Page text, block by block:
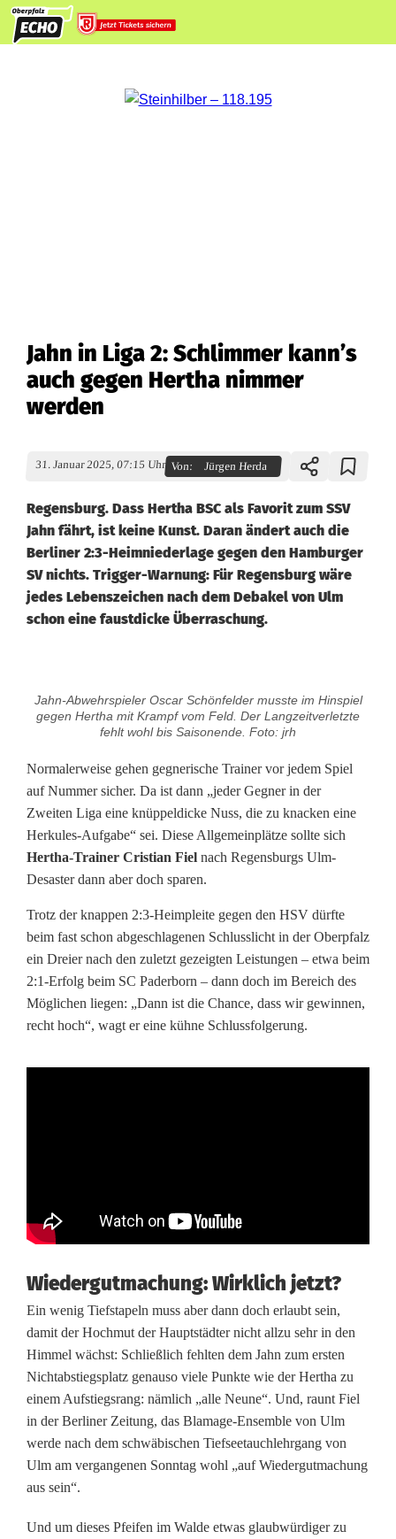
Jahn in Liga 2: Schlimmer kann’s
auch gegen Hertha nimmer
werden
31. Januar 2025, 07:15 Uhr Von: Jürgen Herda
Regensburg. Dass Hertha BSC als Favorit zum SSV
Jahn fährt, ist keine Kunst. Daran ändert auch die
Berliner 2:3-Heimniederlage gegen den Hamburger
SV nichts. Trigger-Warnung: Für Regensburg wäre
jedes Lebenszeichen nach dem Debakel von Ulm
schon eine faustdicke Überraschung.
a
n
i
n
L
i
g
a
2
i
m
e
r
k
a
n
n
’
Jahn-Abwehrspieler Oscar Schönfelder musste im Hinspiel
gegen Hertha mit Krampf vom Feld. Der Langzeitverletzte
fehlt wohl bis Saisonende. Foto: jrh
Normalerweise gehen gegnerische Trainer vor jedem Spiel
auf Nummer sicher. Da ist dann „jeder Gegner in der
Zweiten Liga eine knüppeldicke Nuss, die zu knacken eine
Herkules-Aufgabe“ sei. Diese Allgemeinplätze sollte sich
Hertha-Trainer Cristian Fiel nach Regensburgs Ulm-
Desaster dann aber doch sparen.
Trotz der knappen 2:3-Heimpleite gegen den HSV dürfte
beim fast schon abgeschlagenen Schlusslicht in der Oberpfalz
ein Dreier nach den zuletzt gezeigten Leistungen – etwa beim
2:1-Erfolg beim SC Paderborn – dann doch im Bereich des
Möglichen liegen: „Dann ist die Chance, dass wir gewinnen,
recht hoch“, wagt er eine kühne Schlussfolgerung.
Wiedergutmachung: Wirklich jetzt?
Ein wenig Tiefstapeln muss aber dann doch erlaubt sein,
damit der Hochmut der Hauptstädter nicht allzu sehr in den
Himmel wächst: Schließlich fehlten dem Jahn zum ersten
Nichtabstiegsplatz genauso viele Punkte wie der Hertha zu
einem Aufstiegsrang: nämlich „alle Neune“. Und, raunt Fiel
in der Berliner Zeitung, das Blamage-Ensemble von Ulm
werde nach dem schwäbischen Tiefseetauchlehrgang von
Ulm am vergangenen Sonntag wohl „auf Wiedergutmachung
aus sein“.
Und um dieses Pfeifen im Walde etwas glaubwürdiger zu